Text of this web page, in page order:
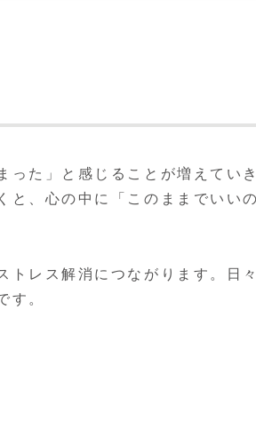
た」と感じることが増えてい
、心の中に「このままでいい
レス解消につながります。日
す。